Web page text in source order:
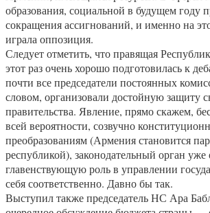
образования, социальной в будущем году
сокращения ассигнований, и именно на
играла оппозиция.
Следует отметить, что правящая
этот раз очень хорошо подготовилась к
почти все председатели постоянных
словом, организовали достойную защиту
правительства. Явление, прямо скажем,
всей вероятности, созвучно
преобразованиям (Армения становится
республикой), законодательный орган
главенствующую роль в управлении
себя соответственно. Давно бы так.
Выступил также председатель НС Ара